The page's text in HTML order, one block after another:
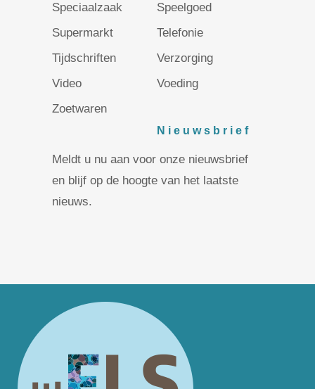
Speciaalzaak
Speelgoed
Supermarkt
Telefonie
Tijdschriften
Verzorging
Video
Voeding
Zoetwaren
Nieuwsbrief
Meldt u nu aan voor onze nieuwsbrief
en blijf op de hoogte van het laatste
nieuws.